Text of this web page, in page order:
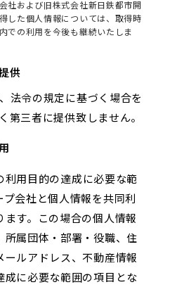
社および旧株式会社新日鉄都市開
した個人情報については、取得時
での利用を今後も継続いたしま
供
法令の規定に基づく場合を
第三者に提供致しません。
利用目的の達成に必要な範
プ会社と個人情報を共同利
ます。この場合の個人情報
所属団体・部署・役職、住
ールアドレス、不動産情報
成に必要な範囲の項目とな